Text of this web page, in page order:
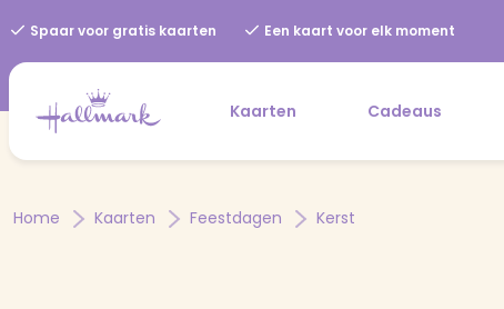
Spaar voor gratis kaarten Een kaart voor elk moment
Kaarten Cadeaus
Home Kaarten Feestdagen Kerst